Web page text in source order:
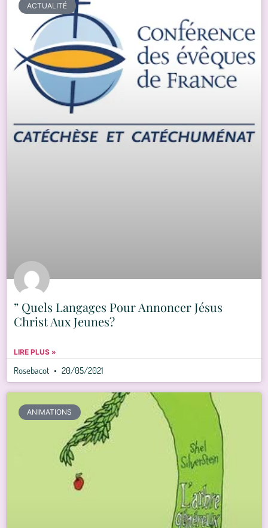
ACTUALITÉ
” Quels Langages Pour Annoncer Jésus
Christ Aux Jeunes?
LIRE PLUS »
Rosebacot 20/05/2021
ANIMATIONS